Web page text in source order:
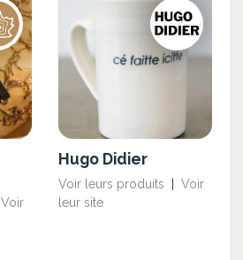
Voir
Hugo Didier
Voir leurs produits
Voir
leur site